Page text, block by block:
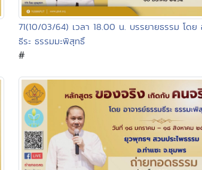
71(10/03/64) เวลา 18.00 น. บรรยายธรรม โดย
ธีระ ธรรมมะพิสุทธิ์
#